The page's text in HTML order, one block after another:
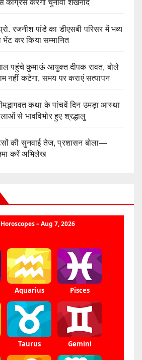
कांग्रेस करेगी चुनावी शंखनाद
रजनीश पांडे का डीएसबी परिसर में भव्य
भेंट कर किया सम्मानित
पहुंचे कुमाऊं आयुक्त दीपक रावत, बोले
नहीं कटेगा, समय पर कराएं सत्यापन
कथा के पांचवें दिन उमड़ा आस्था
से भावविभोर हुए श्रद्धालु
की सुनवाई तेज, प्रशासन बोला—
करें अभिलेख